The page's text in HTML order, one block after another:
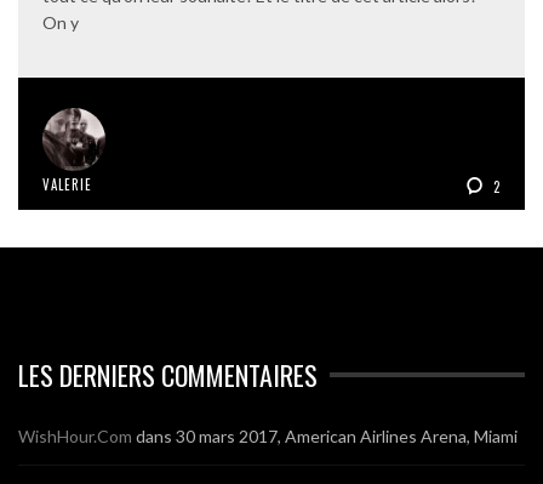
On y
VALERIE 2
LES DERNIERS COMMENTAIRES
WishHour.Com dans 30 mars 2017, American Airlines Arena, Miami